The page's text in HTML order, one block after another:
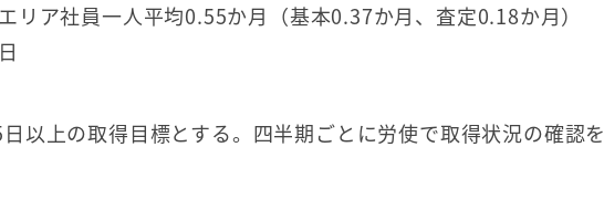
リア社員一人平均0.55か月（基本0.37か月、査定0.18か月）
以上の取得目標とする。四半期ごとに労使で取得状況の確認を